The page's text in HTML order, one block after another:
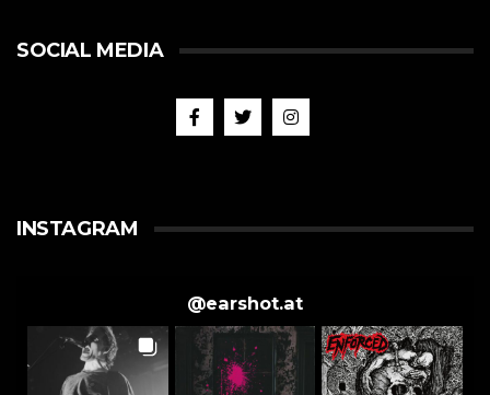
SOCIAL MEDIA
INSTAGRAM
@earshot.at